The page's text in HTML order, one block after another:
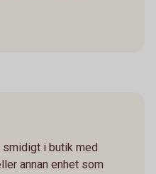
smidigt i butik med
annan enhet som